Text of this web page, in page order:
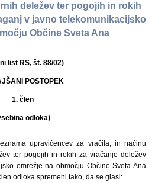
deležev ter pogojih in rokih
v javno telekomunikacijsko
Občine Sveta Ana
list RS, št. 88/02)
POSTOPEK
1. člen
odloka)
upravičencev za vračila, in načinu
ter pogojih in rokih za vračanje deležev
omrežje na območju Občine Sveta Ana
odloka spremeni tako, da se glasi: